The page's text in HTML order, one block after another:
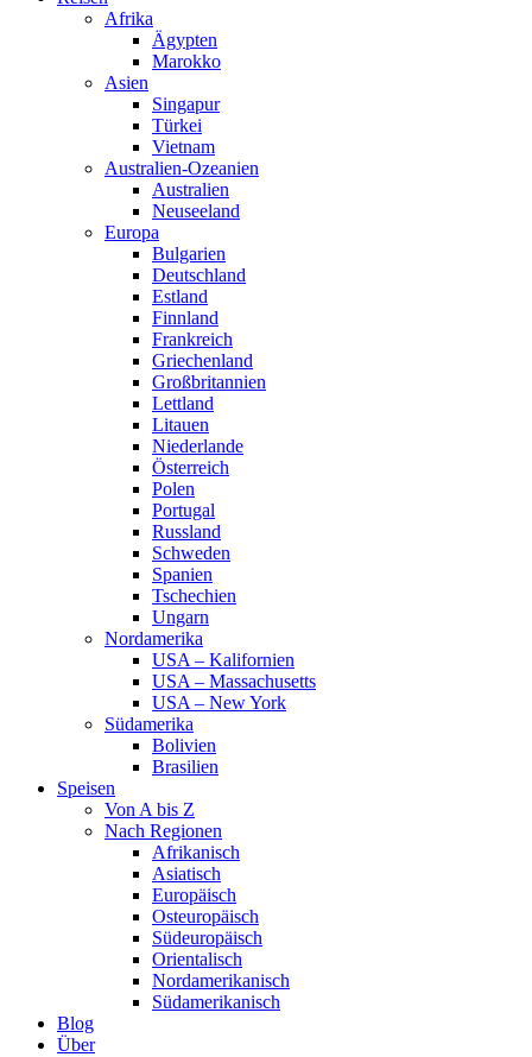
Afrika
Ägypten
Marokko
Asien
Singapur
Türkei
Vietnam
Australien-Ozeanien
Australien
Neuseeland
Europa
Bulgarien
Deutschland
Estland
Finnland
Frankreich
Griechenland
Großbritannien
Lettland
Litauen
Niederlande
Österreich
Polen
Portugal
Russland
Schweden
Spanien
Tschechien
Ungarn
Nordamerika
USA – Kalifornien
USA – Massachusetts
USA – New York
Südamerika
Bolivien
Brasilien
Speisen
Von A bis Z
Nach Regionen
Afrikanisch
Asiatisch
Europäisch
Osteuropäisch
Südeuropäisch
Orientalisch
Nordamerikanisch
Südamerikanisch
Blog
Über